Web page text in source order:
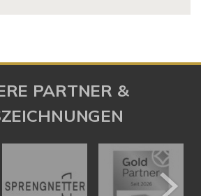
PARTNER &